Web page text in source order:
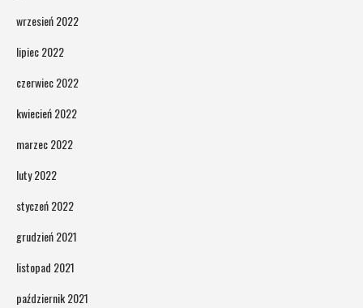
wrzesień 2022
lipiec 2022
czerwiec 2022
kwiecień 2022
marzec 2022
luty 2022
styczeń 2022
grudzień 2021
listopad 2021
październik 2021